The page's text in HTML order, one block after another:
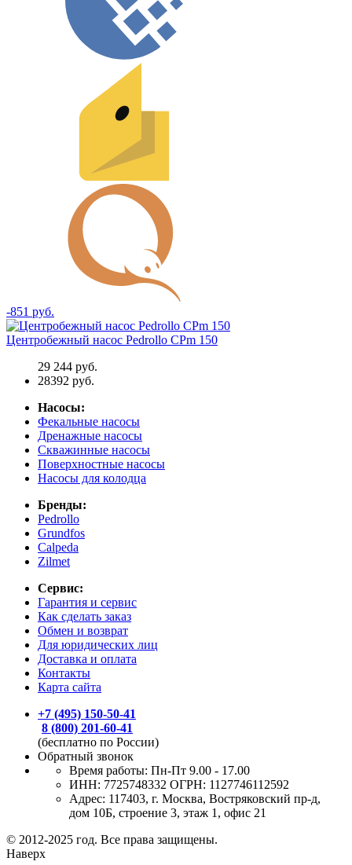
-851 руб.
Центробежный насос Pedrollo CPm 150
29 244 руб.
28392 руб.
Насосы:
Фекальные насосы
Дренажные насосы
Скважинные насосы
Поверхностные насосы
Насосы для колодца
Бренды:
Pedrollo
Grundfos
Calpeda
Zilmet
Сервис:
Гарантия и сервис
Как сделать заказ
Обмен и возврат
Для юридических лиц
Доставка и оплата
Контакты
Карта сайта
+7 (495) 150-50-41
8 (800) 201-60-41
(бесплатно по России)
Обратный звонок
Время работы: Пн-Пт 9.00 - 17.00
ИНН: 7725748332 ОГРН: 1127746112592
Адрес: 117403, г. Москва, Востряковский пр-д,
дом 10Б, строение 3, этаж 1, офис 21
© 2012-2025 год. Все права защищены.
Наверх